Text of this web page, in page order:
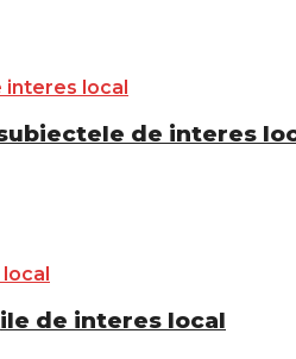
de interes
de interes local